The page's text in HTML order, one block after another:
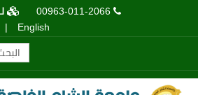
00963-011-2066
English